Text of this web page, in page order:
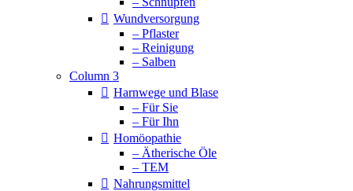
Wundversorgung
– Pflaster
– Reinigung
– Salben
Column 3
Harnwege und Blase
– Für Sie
– Für Ihn
Homöopathie
– Ätherische Öle
– TEM
Nahrungsmittel